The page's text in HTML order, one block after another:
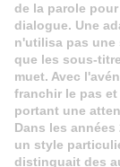
de la parole
dialogue. Une
n'utilisa pas
que les sous-
muet. Avec
franchir le pas
portant une
Dans les
un style
distinguait des